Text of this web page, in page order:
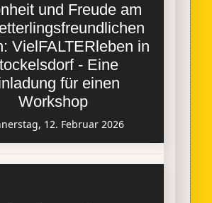
und Freude am
VielFALTERleben in
- Eine
für einen
Workshop
12. Februar 2026